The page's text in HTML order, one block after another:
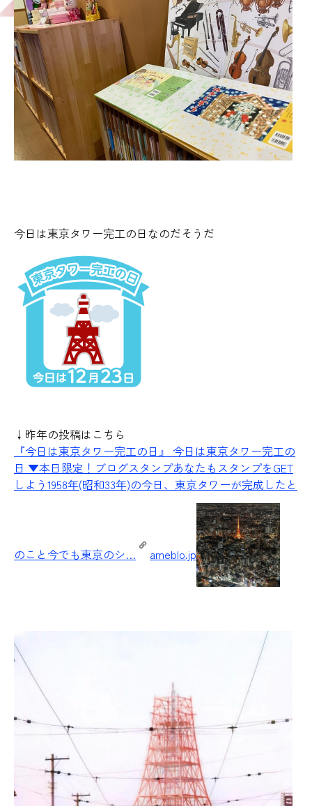
今日は東京タワー完工の日なのだそうだ
↓昨年の投稿はこちら
『今日は東京タワー完工の日』 今日は東京タワー完工の
日 ▼本日限定！ブログスタンプあなたもスタンプをGET
しよう1958年(昭和33年)の今日、東京タワーが完成したと
のこと今でも東京のシ… ameblo.jp